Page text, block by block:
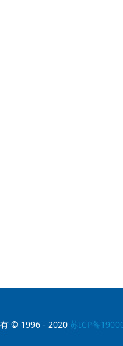
© 1996 - 2020 苏ICP备